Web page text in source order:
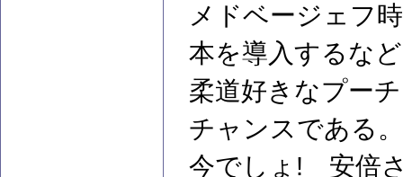
メドベージェフ
本を導入するな
柔道好きなプー
チャンスである。
今でしょ! 安倍